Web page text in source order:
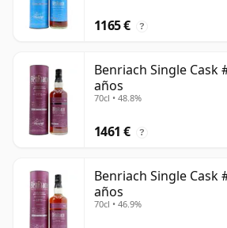
1165 € ?
Benriach Single Cask
años
70cl • 48.8%
1461 € ?
Benriach Single Cask
años
70cl • 46.9%